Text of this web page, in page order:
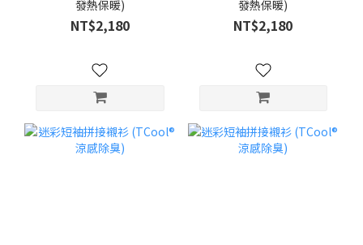
發熱保暖)
NT$2,180
發熱保暖)
NT$2,180